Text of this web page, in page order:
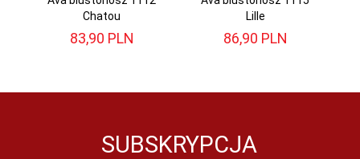
Chatou
83,90 PLN
Lille
86,90 PLN
SUBSKRYPCJA